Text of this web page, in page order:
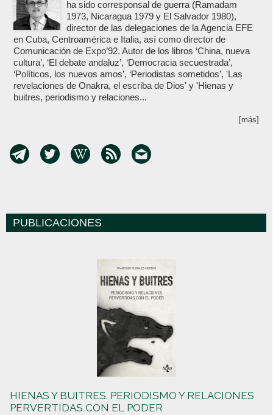
ha sido corresponsal de guerra (Ramadam
1973, Nicaragua 1979 y El Salvador 1980),
director de las delegaciones de la Agencia EFE
en Cuba, Centroamérica e Italia, así como director de
Comunicación de Expo’92. Autor de los libros ‘China, nueva
cultura’, ‘El debate andaluz’, ‘Democracia secuestrada’,
‘Políticos, los nuevos amos’, ‘Periodistas sometidos’, 'Las
revelaciones de Onakra, el escriba de Dios' y 'Hienas y
buitres, periodismo y relaciones...
[más]
PUBLICACIONES
HIENAS Y BUITRES. PERIODISMO Y RELACIONES
PERVERTIDAS CON EL PODER